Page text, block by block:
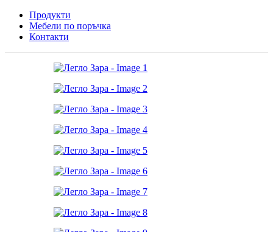
Продукти
Мебели по поръчка
Контакти